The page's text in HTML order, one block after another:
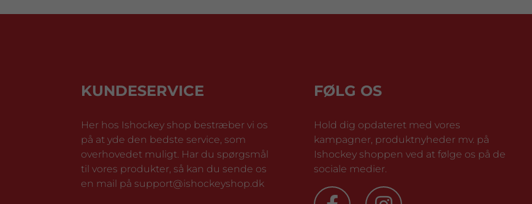
KUNDESERVICE
Her hos Ishockey shop bestræber vi os
på at yde den bedste service, som
overhovedet muligt. Har du spørgsmål
til vores produkter, så kan du sende os
en mail på support@ishockeyshop.dk
FØLG OS
Hold dig opdateret med vores
kampagner, produktnyheder mv. på
Ishockey shoppen ved at følge os på de
sociale medier.